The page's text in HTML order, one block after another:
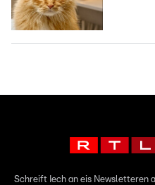
Schreift Iech an eis Newsletteren